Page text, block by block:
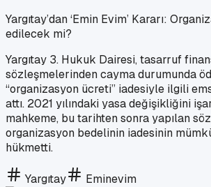
Yargıtay’dan ‘Emin Evim’ Kararı:
edilecek mi?
Yargıtay 3. Hukuk Dairesi, tasarruf
sözleşmelerinden cayma durumunda
“organizasyon ücreti” iadesiyle ilgili
attı. 2021 yılındaki yasa değişikliğini
mahkeme, bu tarihten sonra yapılan
organizasyon bedelinin iadesinin
hükmetti.
Yargıtay Eminevim